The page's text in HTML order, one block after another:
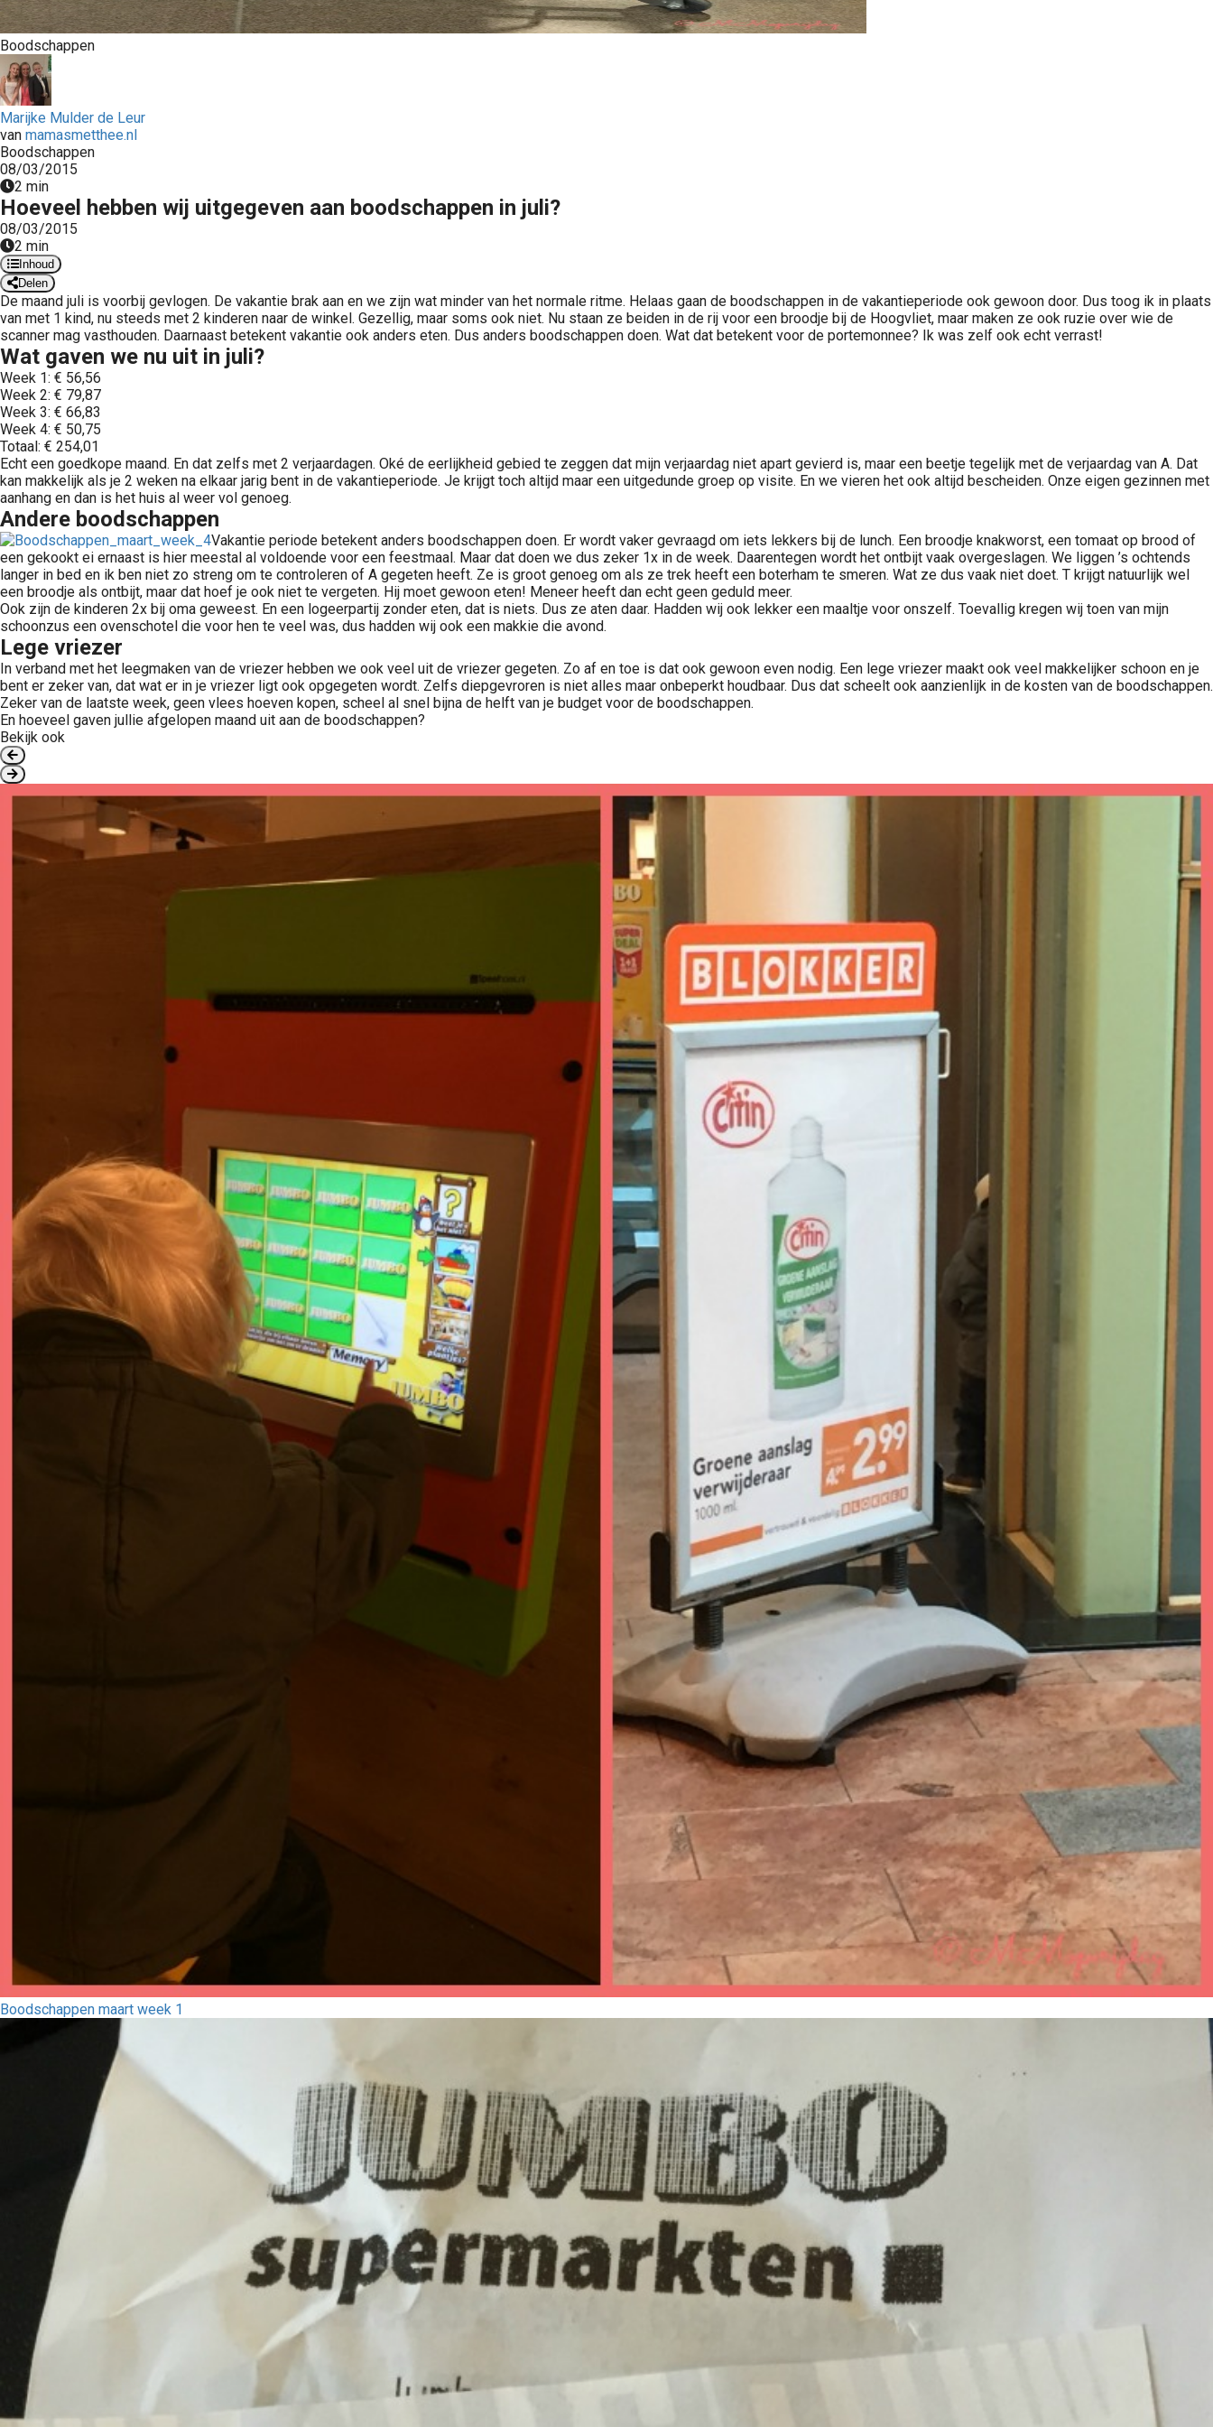
Boodschappen
Marijke Mulder de Leur
van mamasmetthee.nl
Boodschappen
08/03/2015
2 min
Hoeveel hebben wij uitgegeven aan boodschappen in juli?
08/03/2015
2 min
Inhoud
Delen
De maand juli is voorbij gevlogen. De vakantie brak aan en we zijn wat minder van het normale ritme. Helaas gaan de boodschappen in de vakantieperiode ook gewoon door. Dus toog ik in plaats
van met 1 kind, nu steeds met 2 kinderen naar de winkel. Gezellig, maar soms ook niet. Nu staan ze beiden in de rij voor een broodje bij de Hoogvliet, maar maken ze ook ruzie over wie de
scanner mag vasthouden. Daarnaast betekent vakantie ook anders eten. Dus anders boodschappen doen. Wat dat betekent voor de portemonnee? Ik was zelf ook echt verrast!
Wat gaven we nu uit in juli?
Week 1: € 56,56
Week 2: € 79,87
Week 3: € 66,83
Week 4: € 50,75
Totaal: € 254,01
Echt een goedkope maand. En dat zelfs met 2 verjaardagen. Oké de eerlijkheid gebied te zeggen dat mijn verjaardag niet apart gevierd is, maar een beetje tegelijk met de verjaardag van A. Dat
kan makkelijk als je 2 weken na elkaar jarig bent in de vakantieperiode. Je krijgt toch altijd maar een uitgedunde groep op visite. En we vieren het ook altijd bescheiden. Onze eigen gezinnen met
aanhang en dan is het huis al weer vol genoeg.
Andere boodschappen
Vakantie periode betekent anders boodschappen doen. Er wordt vaker gevraagd om iets lekkers bij de lunch. Een broodje knakworst, een tomaat op brood of
een gekookt ei ernaast is hier meestal al voldoende voor een feestmaal. Maar dat doen we dus zeker 1x in de week. Daarentegen wordt het ontbijt vaak overgeslagen. We liggen ’s ochtends
langer in bed en ik ben niet zo streng om te controleren of A gegeten heeft. Ze is groot genoeg om als ze trek heeft een boterham te smeren. Wat ze dus vaak niet doet. T krijgt natuurlijk wel
een broodje als ontbijt, maar dat hoef je ook niet te vergeten. Hij moet gewoon eten! Meneer heeft dan echt geen geduld meer.
Ook zijn de kinderen 2x bij oma geweest. En een logeerpartij zonder eten, dat is niets. Dus ze aten daar. Hadden wij ook lekker een maaltje voor onszelf. Toevallig kregen wij toen van mijn
schoonzus een ovenschotel die voor hen te veel was, dus hadden wij ook een makkie die avond.
Lege vriezer
In verband met het leegmaken van de vriezer hebben we ook veel uit de vriezer gegeten. Zo af en toe is dat ook gewoon even nodig. Een lege vriezer maakt ook veel makkelijker schoon en je
bent er zeker van, dat wat er in je vriezer ligt ook opgegeten wordt. Zelfs diepgevroren is niet alles maar onbeperkt houdbaar. Dus dat scheelt ook aanzienlijk in de kosten van de boodschappen.
Zeker van de laatste week, geen vlees hoeven kopen, scheel al snel bijna de helft van je budget voor de boodschappen.
En hoeveel gaven jullie afgelopen maand uit aan de boodschappen?
Bekijk ook
Boodschappen maart week 1